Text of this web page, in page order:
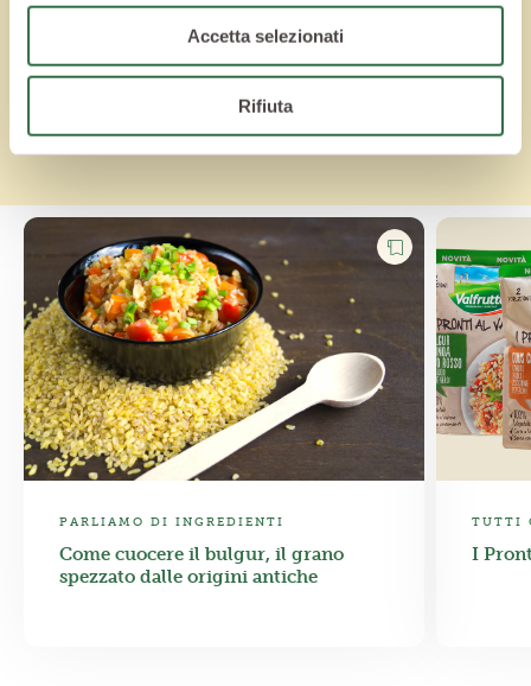
Accetta selezionati
Rifiuta
Vuoi saperne di più? Ecco altri articoli per
saziare la tua curiosità
PARLIAMO DI INGREDIENTI
Come cuocere il bulgur, il grano
spezzato dalle origini antiche
TUTTI
I